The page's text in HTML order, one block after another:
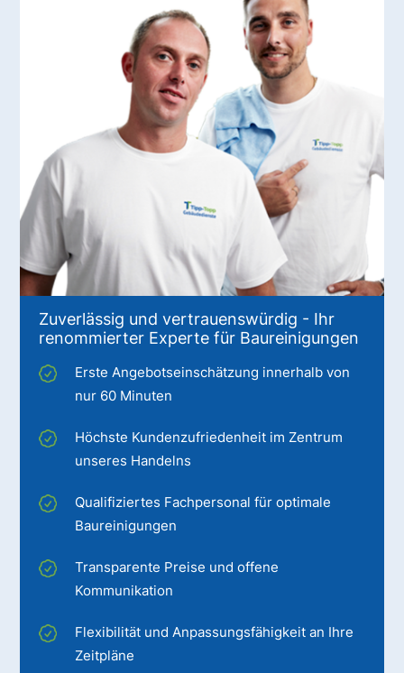
Zuverlässig und vertrauenswürdig - Ihr
renommierter Experte für Baureinigungen
Erste Angebotseinschätzung innerhalb von
nur 60 Minuten
Höchste Kundenzufriedenheit im Zentrum
unseres Handelns
Qualifiziertes Fachpersonal für optimale
Baureinigungen
Transparente Preise und offene
Kommunikation
Flexibilität und Anpassungsfähigkeit an Ihre
Zeitpläne